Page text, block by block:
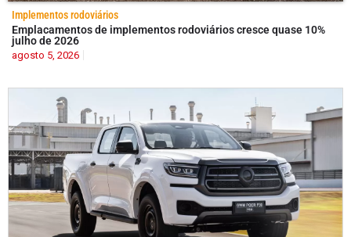
Implementos rodoviários
Emplacamentos de implementos rodoviários cresce quase 10%
julho de 2026
agosto 5, 2026